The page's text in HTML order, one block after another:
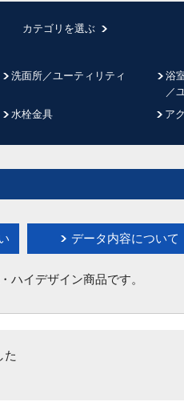
カテゴリを選ぶ
洗面所／ユーティリティ
浴
／
水栓金具 ア
データ内容について
ハイデザイン商品です。
た